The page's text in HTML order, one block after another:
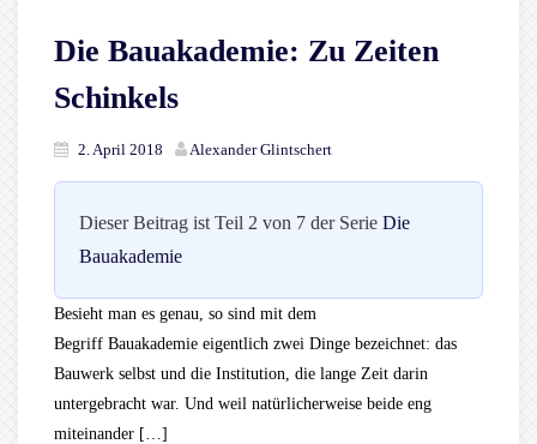
Die Bauakademie: Zu Zeiten
Schinkels
2. April 2018 Alexander Glintschert
Dieser Beitrag ist Teil 2 von 7 der Serie Die
Bauakademie
Besieht man es genau, so sind mit dem
Begriff Bauakademie eigentlich zwei Dinge bezeichnet: das
Bauwerk selbst und die Institution, die lange Zeit darin
untergebracht war. Und weil natürlicherweise beide eng
miteinander […]